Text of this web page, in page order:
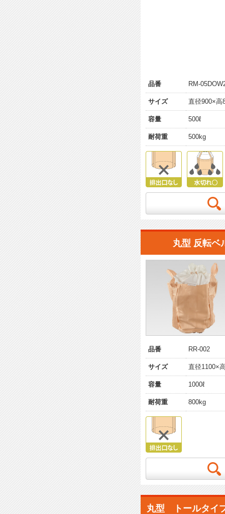
品番 RM-
サイズ 直径900×高
容量 500ℓ
耐荷重 500kg
丸型 反転ベ
品番 RR-002
サイズ 直径1100×
容量 1000ℓ
耐荷重 800kg
丸型 トールタイ